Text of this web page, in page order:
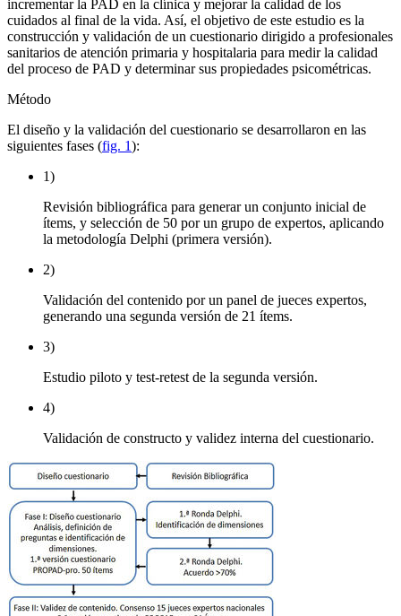
incrementar la PAD en la clínica y mejorar la calidad de los
cuidados al final de la vida. Así, el objetivo de este estudio es la
construcción y validación de un cuestionario dirigido a profesionales
sanitarios de atención primaria y hospitalaria para medir la calidad
del proceso de PAD y determinar sus propiedades psicométricas.
Método
El diseño y la validación del cuestionario se desarrollaron en las
siguientes fases (fig. 1):
1)
Revisión bibliográfica para generar un conjunto inicial de
ítems, y selección de 50 por un grupo de expertos, aplicando
la metodología Delphi (primera versión).
2)
Validación del contenido por un panel de jueces expertos,
generando una segunda versión de 21 ítems.
3)
Estudio piloto y test-retest de la segunda versión.
4)
Validación de constructo y validez interna del cuestionario.